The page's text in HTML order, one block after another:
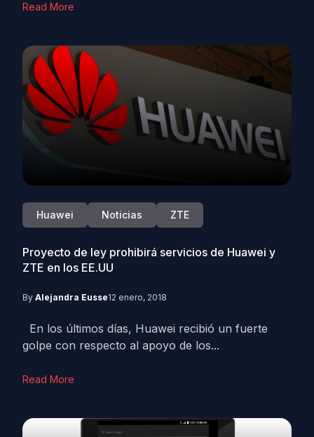
Read More
Huawei Noticias ZTE
Proyecto de ley prohibirá servicios de Huawei y
ZTE en los EE.UU
By Alejandra Eusse12 enero, 2018
En los últimos días, Huawei recibió un fuerte
golpe con respecto al apoyo de los...
Read More